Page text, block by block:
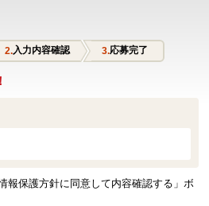
入力内容確認 応募完了
報保護方針に同意して内容確認する」ボ